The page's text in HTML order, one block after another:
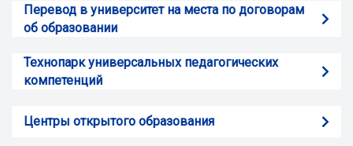
Перевод в университет на места по договорам
об образовании
Технопарк универсальных педагогических
компетенций
Центры открытого образования